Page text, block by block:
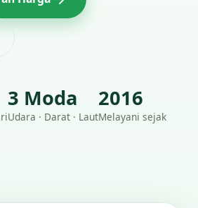
3 Moda
Udara · Darat · Laut
2016
Melayani sejak